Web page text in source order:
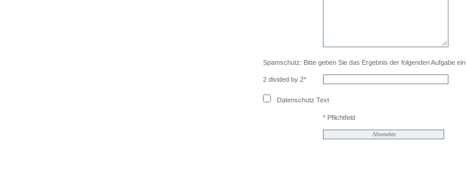
Spamschutz: Bitte geben Sie das Ergebnis der folgenden Aufgabe ein.
2 divided by 2*
Datenschutz Text
* Pflichtfeld